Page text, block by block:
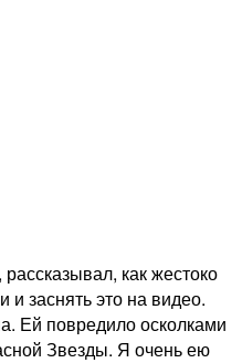
как жестоко
и заснять это на видео.
Ей повредило осколками
Звезды. Я очень ею